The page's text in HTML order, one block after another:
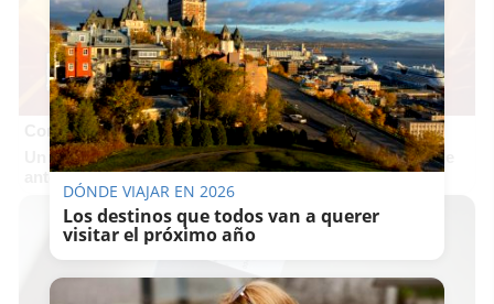
Corepunk MMORPG
Un verdadero MMORPG de la vieja escuela ¡Cómo los de
antes, pero mejor!
DÓNDE VIAJAR EN 2026
Los destinos que todos van a querer
visitar el próximo año